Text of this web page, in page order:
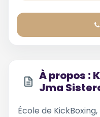
À propos :
Jma
École de